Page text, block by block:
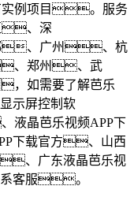
例项目。服务
、深
、广州、杭
郑州、武
如需要了解芭乐
示屏控制软
晶芭乐视频APP下
下载官方、山西
、广东液晶芭乐视
系客服。